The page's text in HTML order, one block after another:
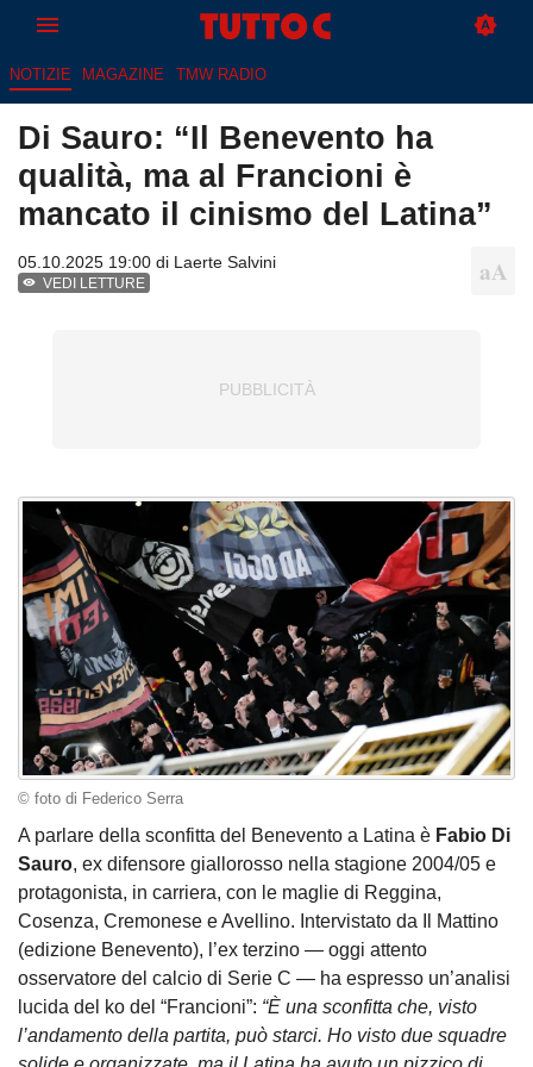
NOTIZIE MAGAZINE TMW RADIO
Di Sauro: “Il Benevento ha
qualità, ma al Francioni è
mancato il cinismo del Latina”
05.10.2025 19:00 di Laerte Salvini
VEDI LETTURE
© foto di Federico Serra
A parlare della sconfitta del Benevento a Latina è Fabio Di
Sauro, ex difensore giallorosso nella stagione 2004/05 e
protagonista, in carriera, con le maglie di Reggina,
Cosenza, Cremonese e Avellino. Intervistato da Il Mattino
(edizione Benevento), l’ex terzino — oggi attento
osservatore del calcio di Serie C — ha espresso un’analisi
lucida del ko del “Francioni”: “È una sconfitta che, visto
l’andamento della partita, può starci. Ho visto due squadre